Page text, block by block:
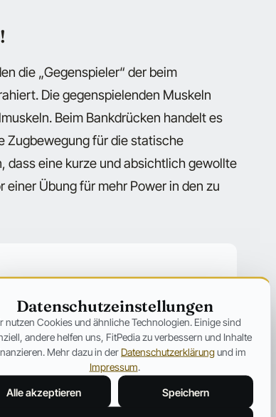
die „Gegenspieler“ der beim
Die gegenspielenden Muskeln
Beim Bankdrücken handelt es
Zugbewegung für die statische
dass eine kurze und absichtlich gewollte
Übung für mehr Power in den zu
KOMPLETTEN KÖRPER ist!
bewirken, dass diese dem
„im Wege“ stehen. Caiozzo et al.
mit der „Kontraktionstechnik“
als nur die „Hauptmuskeln“ zu
Datenschutzeinstellungen
nutzen Cookies und ähnliche Technologien. Einige sind
andere helfen uns, FitPedia zu verbessern und Inhalte
Mehr dazu in der Datenschutzerklärungund im
Impressum.
Alle akzeptieren Speichern